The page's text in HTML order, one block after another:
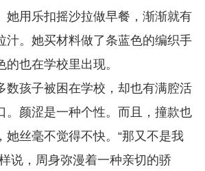
她用乐扣摇沙拉做早餐，渐渐就有
汁。她买材料做了条蓝色的编织手
也在学校里出现。
数孩子被困在学校，却也有满腔活
。颜涩是一种个性。而且，撞款也
她丝毫不觉得不快。“那又不是我
说，周身弥漫着一种亲切的骄